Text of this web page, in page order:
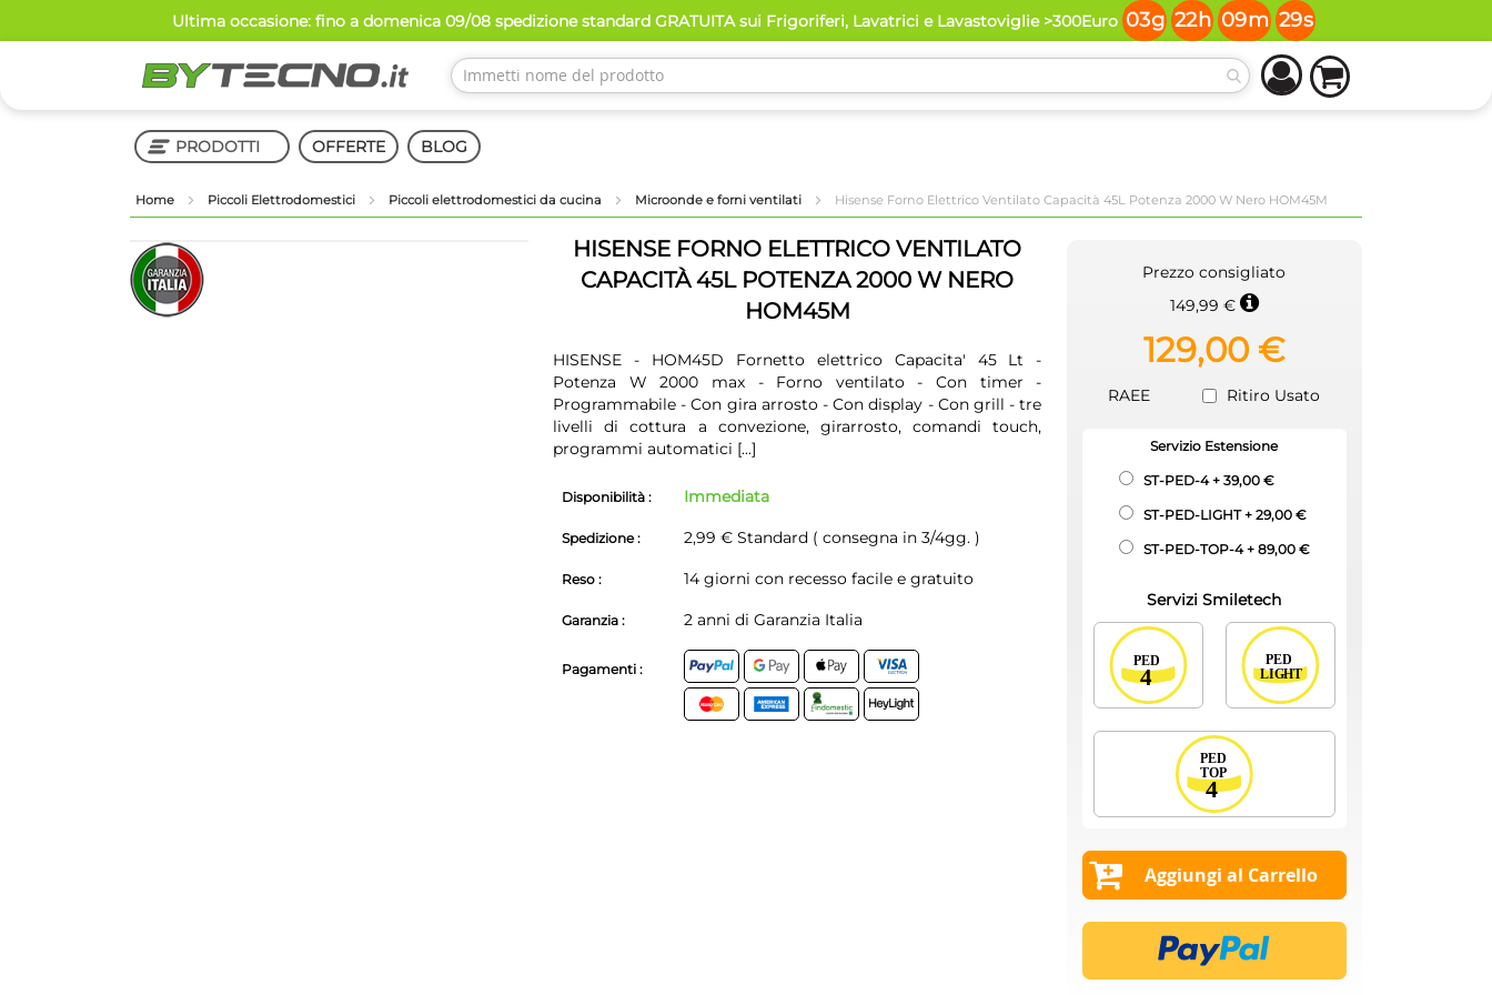
contenuto
Ultima occasione: fino a domenica 09/08 spedizione standard GRATUITA sui Frigoriferi, Lavatrici e Lavastoviglie >300Euro 03g 22h 09m 28s
PRODOTTI
Shop in Shop
OFFERTE BLOG
Home Piccoli Elettrodomestici Piccoli elettrodomestici da cucina Microonde e forni ventilati Hisense Forno Elettrico Ventilato Capacità 45L Potenza 2000 W Nero HOM45M
Vai
alla
fine
della
Vai
all'inizio
della
galleria
HISENSE FORNO ELETTRICO VENTILATO
CAPACITÀ 45L POTENZA 2000 W NERO
HOM45M
HISENSE - HOM45D Fornetto elettrico Capacita' 45 Lt -
Potenza W 2000 max - Forno ventilato - Con timer -
Programmabile - Con gira arrosto - Con display - Con grill - tre
livelli di cottura a convezione, girarrosto, comandi touch,
programmi automatici [...]
Disponibilità : Immediata
Spedizione : 2,99 € Standard ( consegna in 3/4gg. )
Reso : 14 giorni con recesso facile e gratuito
Garanzia : 2 anni di Garanzia Italia
Pagamenti :
Prezzo consigliato
149,99 €
129,00 €
RAEE Ritiro Usato
Servizio Estensione
ST-PED-4+ 39,00 €
ST-PED-LIGHT+ 29,00 €
ST-PED-TOP-4+ 89,00 €
Servizi Smiletech
Aggiungi al Carrello